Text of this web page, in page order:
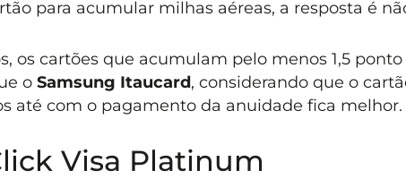
para acumular milhas aéreas, a resposta é
os cartões que acumulam pelo menos 1,5
o Samsung Itaucard, considerando que o
até com o pagamento da anuidade fica melhor.
Visa Platinum